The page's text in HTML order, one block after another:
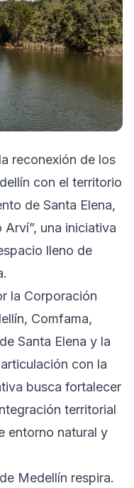
reconexión de los
con el territorio
de Santa Elena,
una iniciativa
lleno de
la Corporación
Comfama,
Santa Elena y la
con la
busca fortalecer
territorial
entorno natural y
Medellín respira.